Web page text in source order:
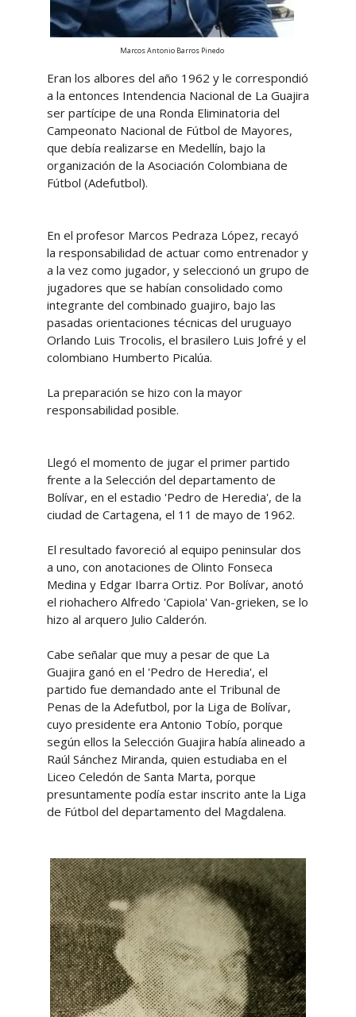
Marcos Antonio Barros Pinedo
Eran los albores del año 1962 y le correspondió
a la entonces Intendencia Nacional de La Guajira
ser partícipe de una Ronda Eliminatoria del
Campeonato Nacional de Fútbol de Mayores,
que debía realizarse en Medellín, bajo la
organización de la Asociación Colombiana de
Fútbol (Adefutbol).
En el profesor Marcos Pedraza López, recayó
la responsabilidad de actuar como entrenador y
a la vez como jugador, y seleccionó un grupo de
jugadores que se habían consolidado como
integrante del combinado guajiro, bajo las
pasadas orientaciones técnicas del uruguayo
Orlando Luis Trocolis, el brasilero Luis Jofré y el
colombiano Humberto Picalúa.
La preparación se hizo con la mayor
responsabilidad posible.
Llegó el momento de jugar el primer partido
frente a la Selección del departamento de
Bolívar, en el estadio 'Pedro de Heredia', de la
ciudad de Cartagena, el 11 de mayo de 1962.
El resultado favoreció al equipo peninsular dos
a uno, con anotaciones de Olinto Fonseca
Medina y Edgar Ibarra Ortiz. Por Bolívar, anotó
el riohachero Alfredo 'Capiola' Van-grieken, se lo
hizo al arquero Julio Calderón.
Cabe señalar que muy a pesar de que La
Guajira ganó en el 'Pedro de Heredia', el
partido fue demandado ante el Tribunal de
Penas de la Adefutbol, por la Liga de Bolívar,
cuyo presidente era Antonio Tobío, porque
según ellos la Selección Guajira había alineado a
Raúl Sánchez Miranda, quien estudiaba en el
Liceo Celedón de Santa Marta, porque
presuntamente podía estar inscrito ante la Liga
de Fútbol del departamento del Magdalena.